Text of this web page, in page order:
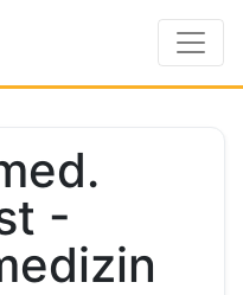
-